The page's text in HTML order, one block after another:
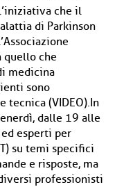
che il
di Parkinson
quello che
medicina
sono
tecnica (VIDEO).In
dalle 19 alle
esperti per
su temi specifici
e risposte, ma
professionisti